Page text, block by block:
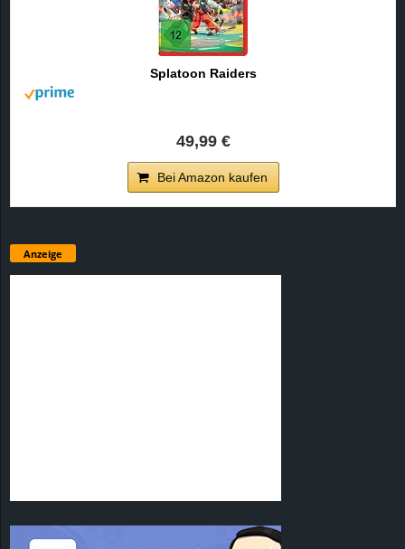
Splatoon Raiders
49,99 €
Bei Amazon kaufen
Anzeige